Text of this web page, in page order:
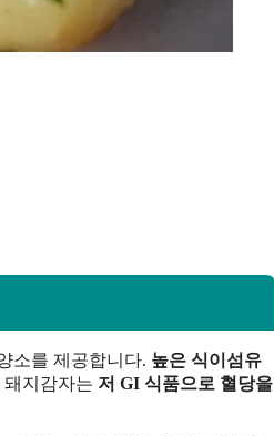
소를 제공합니다. 높은 식이섬유
돼지감자는 저 GI 식품으로 혈당을